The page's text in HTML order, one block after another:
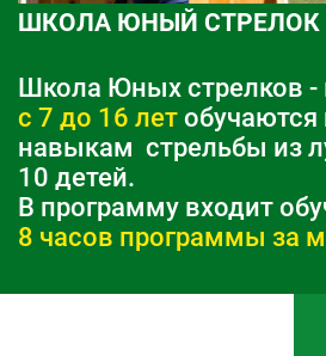
ШКОЛА ЮНЫЙ СТРЕЛОК
Школа Юных стрелков -
с 7 до 16 лет обучаются
навыкам стрельбы из
10 детей.
В программу входит
8 часов программы за